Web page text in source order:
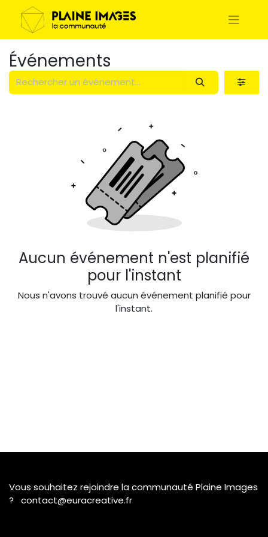
Événements
Aucun événement n'est planifié
pour l'instant
Nous n'avons trouvé aucun événement planifié pour
l'instant.
Vous souhaitez rejoindre la communauté Plaine Images
? contact@euracreative.fr